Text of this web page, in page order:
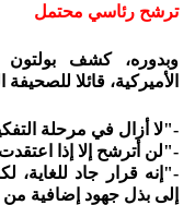
ترشح رئاسي محتمل
وبدوره، كشف بولتون
الأميركية، قائلا للصحيفة
-"لا أزال في مرحلة
-"لن أترشح إلا إذا
-"إنه قرار جاد
إلى بذل جهود إضافية من